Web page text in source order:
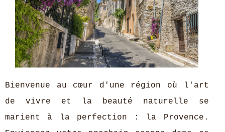
Bienvenue au cœur d'une région où l'art
de vivre et la beauté naturelle se
marient à la perfection : la Provence.